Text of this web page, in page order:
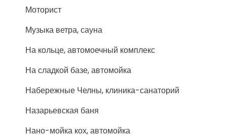
Моторист
Музыка ветра, сауна
На кольце, автомоечный комплекс
На сладкой базе, автомойка
Набережные Челны, клиника-санаторий
Назарьевская баня
Нано-мойка кох, автомойка